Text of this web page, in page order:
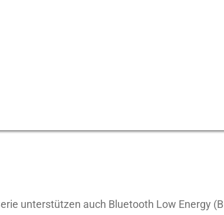
unterstützen auch Bluetooth Low Energy